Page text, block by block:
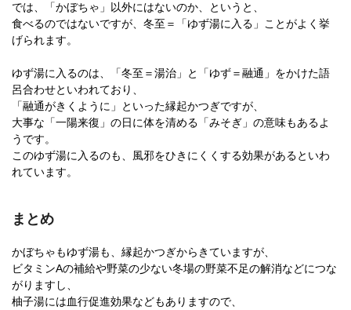
では、「かぼちゃ」以外にはないのか、というと、
食べるのではないですが、冬至＝「ゆず湯に入る」ことがよく挙
げられます。
ゆず湯に入るのは、「冬至＝湯治」と「ゆず＝融通」をかけた語
呂合わせといわれており、
「融通がきくように」といった縁起かつぎですが、
大事な「一陽来復」の日に体を清める「みそぎ」の意味もあるよ
うです。
このゆず湯に入るのも、風邪をひきにくくする効果があるといわ
れています。
まとめ
かぼちゃもゆず湯も、縁起かつぎからきていますが、
ビタミンAの補給や野菜の少ない冬場の野菜不足の解消などにつな
がりますし、
柚子湯には血行促進効果などもありますので、